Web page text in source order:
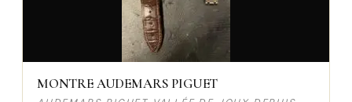
MONTRE AUDEMARS PIGUET